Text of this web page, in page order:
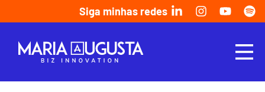
Siga minhas redes